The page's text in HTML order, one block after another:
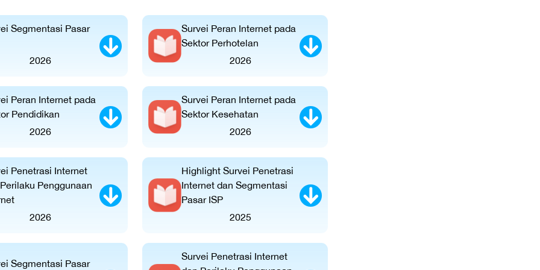
Segmentasi Pasar
2026
Survei Peran Internet pada
Sektor Perhotelan
2026
Peran Internet pada
Pendidikan
2026
Survei Peran Internet pada
Sektor Kesehatan
2026
Penetrasi Internet
Penggunaan
2026
Highlight Survei Penetrasi
Internet dan Segmentasi
Pasar ISP
2025
Segmentasi Pasar
Survei Penetrasi Internet